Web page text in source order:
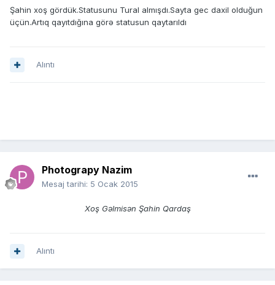
Şahin xoş gördük.Statusunu Tural almışdı.Sayta gec daxil olduğun
üçün.Artıq qayıtdığına görə statusun qaytarıldı
Alıntı
Photograpy Nazim
Mesaj tarihi: 5 Ocak 2015
Xoş Gəlmisən Şahin Qardaş
Alıntı